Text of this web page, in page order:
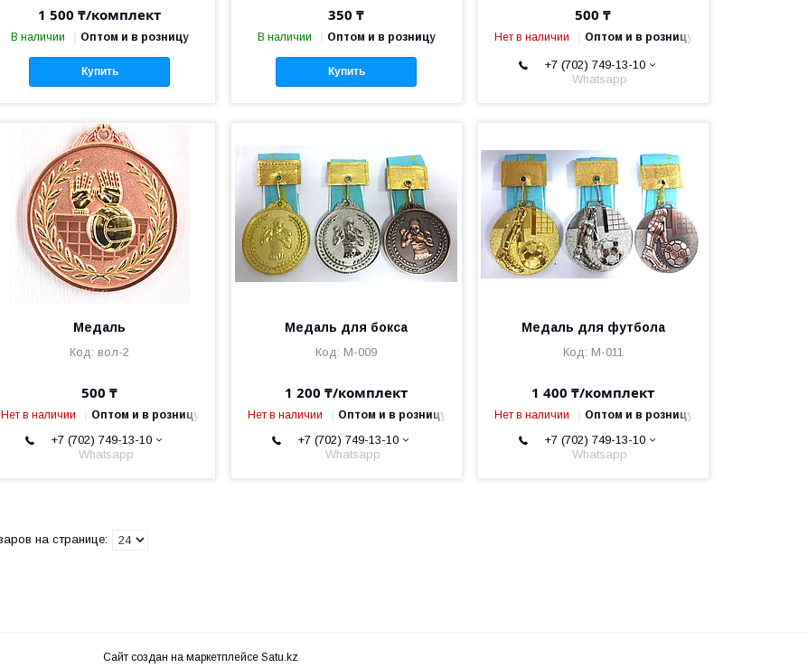
1 500 ₸/комплект
В наличии Оптом и в розницу
Купить
350 ₸
В наличии Оптом и в розницу
Купить
500 ₸
Нет в наличии Оптом и в розницу
+7 (702) 749-13-10
Whatsapp
Медаль
вол-2
500 ₸
Нет в наличии Оптом и в розницу
+7 (702) 749-13-10
Whatsapp
Медаль для бокса
М-009
1 200 ₸/комплект
Нет в наличии Оптом и в розницу
+7 (702) 749-13-10
Whatsapp
Медаль для футбола
М-011
1 400 ₸/комплект
Нет в наличии Оптом и в розницу
+7 (702) 749-13-10
Whatsapp
Сайт создан на маркетплейсе Satu.kz